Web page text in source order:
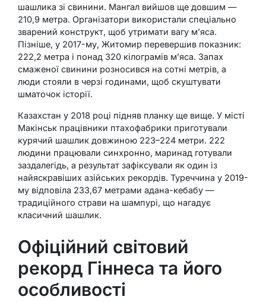
шашлика зі свинини. Мангал вийшов ще довшим —
210,9 метра. Організатори використали спеціально
зварений конструкт, щоб утримати вагу м’яса.
Пізніше, у 2017-му, Житомир перевершив показник:
222,2 метра і понад 320 кілограмів м’яса. Запах
смаженої свинини розносився на сотні метрів, а
люди стояли в черзі годинами, щоб скуштувати
шматочок історії.
Казахстан у 2018 році підняв планку ще вище. У місті
Макінськ працівники птахофабрики приготували
курячий шашлик довжиною 223–224 метри. 222
людини працювали синхронно, маринад готували
заздалегідь, а результат зафіксували як один із
найяскравіших азійських рекордів. Туреччина у 2019-
му відповіла 233,67 метрами адана-кебабу —
традиційного страви на шампурі, що нагадує
класичний шашлик.
Офіційний світовий
рекорд Гіннеса та його
особливості